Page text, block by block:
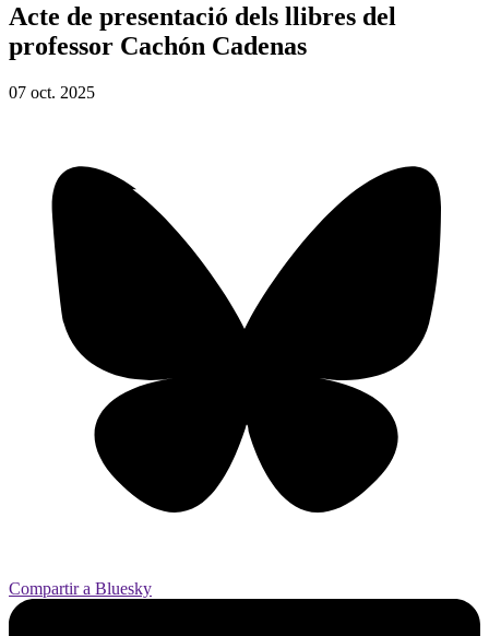
Acte de presentació dels llibres del
professor Cachón Cadenas
07 oct. 2025
Compartir a Bluesky